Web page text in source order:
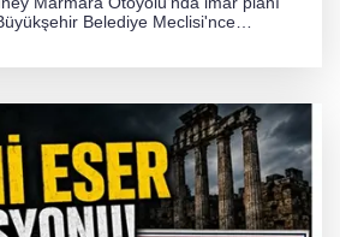
Belediye Meclisi'nce